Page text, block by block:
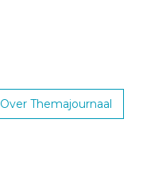
Over Themajournaal